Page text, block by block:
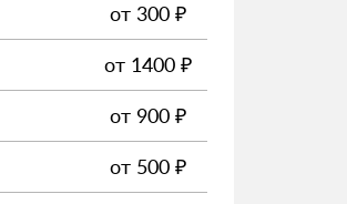
от 300 ₽
от 1400 ₽
от 900 ₽
от 500 ₽